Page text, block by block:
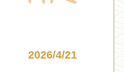
2026/4/21